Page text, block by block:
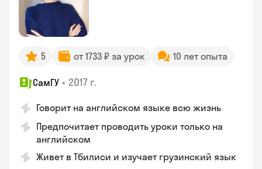
5 от 1733 ₽ за урок 10 лет опыта
СамГУ • 2017 г.
Говорит на английском языке всю жизнь
Предпочитает проводить уроки только на
английском
Живет в Тбилиси и изучает грузинский язык